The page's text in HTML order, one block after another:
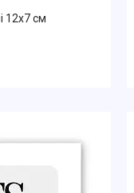
12х7 см